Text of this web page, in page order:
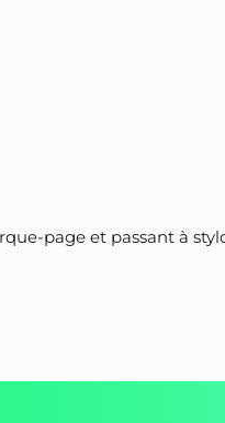
page et passant à